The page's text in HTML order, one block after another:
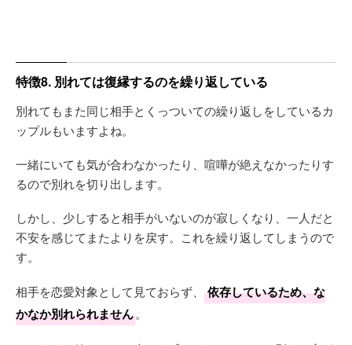
特徴8. 別れては復縁するのを繰り返している
別れてもまた同じ相手とくっついての繰り返しをしているカ
ップルもいますよね。
一緒にいても気が合わなかったり、喧嘩が絶えなかったりす
るので別れを切り出します。
しかし、少しすると相手がいないのが寂しくなり、一人だと
不安を感じてまたよりを戻す。これを繰り返してしまうので
す。
相手を恋愛対象として見ておらず、
依存しているため、な
かなか別れられません。